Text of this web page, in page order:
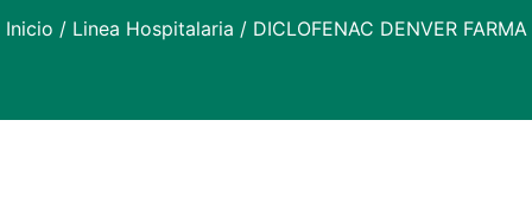
Inicio / Linea Hospitalaria / DICLOFENAC DENVER FARMA